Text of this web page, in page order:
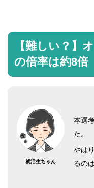
【難しい？】
の倍率は約8倍
就活生ちゃん
本選
た。
やは
るの